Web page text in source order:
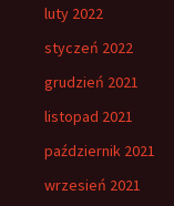
luty 2022
styczeń 2022
grudzień 2021
listopad 2021
październik 2021
wrzesień 2021